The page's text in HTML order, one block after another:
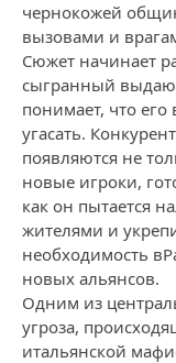
чернокожей
вызовами и
Сюжет начинает
сыгранный
понимает, что
угасать.
появляются не
новые игроки,
как он пытается
жителями и
необходимость
новых альянсов.
Одним из
угроза,
итальянской